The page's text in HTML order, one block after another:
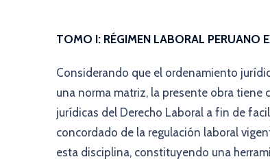
TOMO I: RÉGIMEN LABORAL PERUANO
Considerando que el ordenamiento
una norma matriz, la presente obra
jurídicas del Derecho Laboral a fin de
concordado de la regulación laboral
esta disciplina, constituyendo una